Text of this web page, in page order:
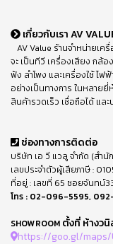
เกี่ยวกับเรา AV
AV Value ร้านจำหน่ายเ
จะ เป็นทีวี เครื่องเสียง กล้
ฟัง ลำโพง และเครื่องใช้ ไฟ
อย่างเป็นทางการ ในหลาย
สินค้ารวดเร็ว เชื่อถือได้ แล
ช่องทางการติดต่อ
บริษัท เอ วี แวลู จำกัด (สำนั
เลขประจำตัวผู้เสียภาษี :
ที่อยู่ : เลขที่ 65 ซอยจันทน์
โทร : 02-096-5595,
SHOWROOM ตั้งที่ ห้างว
https://goo.gl/maps/